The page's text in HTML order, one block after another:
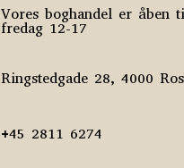
Vores boghandel er åben
fredag 12-17
Ringstedgade 28, 4000
+45 2811 6274